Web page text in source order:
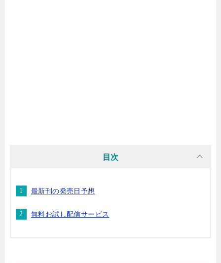
目次
最新刊の発売日予想
無料お試し配信サービス